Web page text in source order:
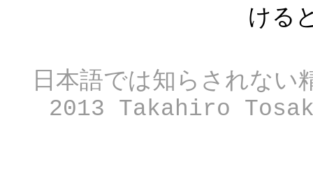
ける
日本語では知らされない
2013 Takahiro